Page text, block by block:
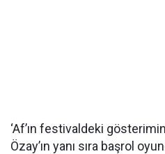
‘Af’ın festivaldeki
Özay’ın yanı sıra başrol